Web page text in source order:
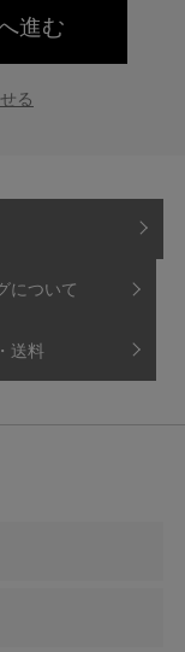
進む
る
について
送料